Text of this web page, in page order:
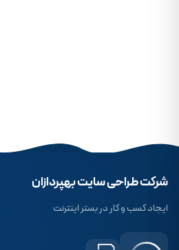
شرکت طراحی سایت بهپردازان
ایجاد کسب و کار در بستر اینترنت